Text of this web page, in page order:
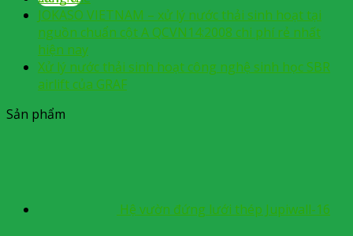
JOKASO VIETNAM – xử lý nước thải sinh hoạt tại
nguồn chuẩn cột A QCVN14:2008 chi phí rẻ nhất
hiện nay
Xử lý nước thải sinh hoạt công nghệ sinh học SBR
airlift của GRAF
Sản phẩm
Hệ vườn đứng lưới thép Jupiwall-16